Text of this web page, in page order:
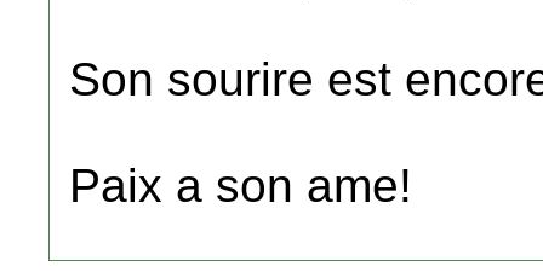
Son sourire est
Paix a son ame!